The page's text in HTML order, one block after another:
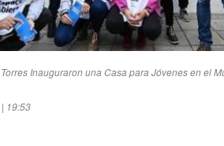
Inauguraron una Casa para Jóvenes en el
19:53